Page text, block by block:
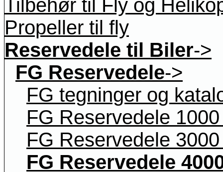
Tilbehør til Fly og
Propeller til fly
Reservedele til Biler->
FG Reservedele->
FG tegninger og
FG Reservedele
FG Reservedele
FG Reservedele